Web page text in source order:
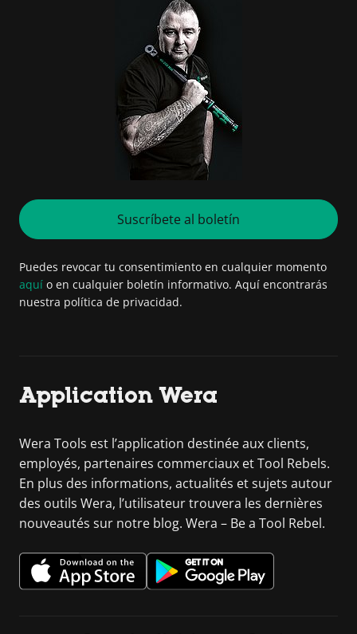
Suscríbete al boletín
Puedes revocar tu consentimiento en cualquier momento
aquí o en cualquier boletín informativo. Aquí encontrarás
nuestra política de privacidad.
Application Wera
Wera Tools est l’application destinée aux clients,
employés, partenaires commerciaux et Tool Rebels.
En plus des informations, actualités et sujets autour
des outils Wera, l’utilisateur trouvera les dernières
nouveautés sur notre blog. Wera – Be a Tool Rebel.